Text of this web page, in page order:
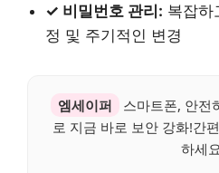
✓ 비밀번호 관리: 복잡하
정 및 주기적인 변경
엠세이퍼
스마트폰, 안전
로 지금 바로 보안 강화!간
하세